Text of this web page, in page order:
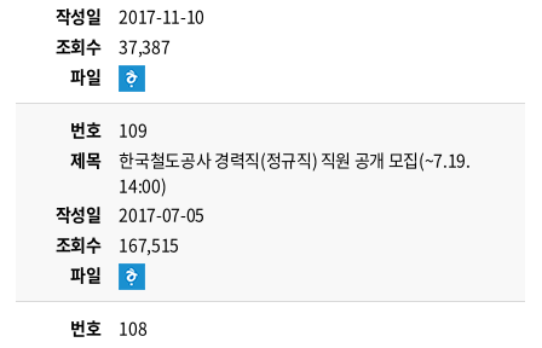
작성일
2017-11-10
조회수
37,387
파일
번호
109
제목
한국철도공사 경력직(정규직) 직원 공개 모집(~7.19.
14:00)
작성일
2017-07-05
조회수
167,515
파일
번호
108